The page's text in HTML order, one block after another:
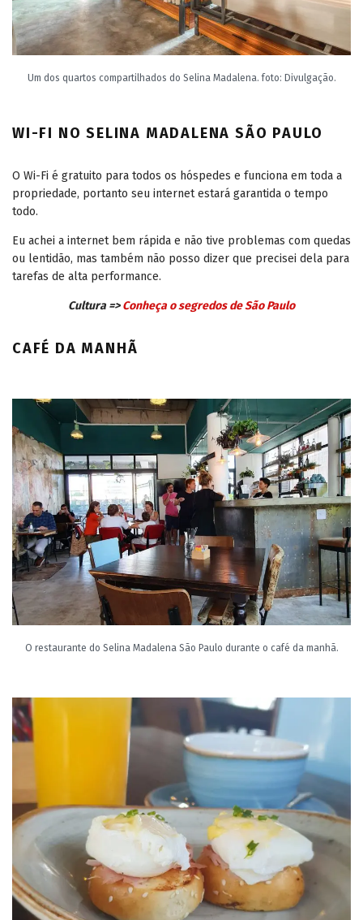
Um dos quartos compartilhados do Selina Madalena. foto: Divulgação.
WI-FI NO SELINA MADALENA SÃO PAULO
O Wi-Fi é gratuito para todos os hóspedes e funciona em toda a
propriedade, portanto seu internet estará garantida o tempo
todo.
Eu achei a internet bem rápida e não tive problemas com quedas
ou lentidão, mas também não posso dizer que precisei dela para
tarefas de alta performance.
Cultura =>Conheça o segredos de São Paulo
CAFÉ DA MANHÃ
O restaurante do Selina Madalena São Paulo durante o café da manhã.